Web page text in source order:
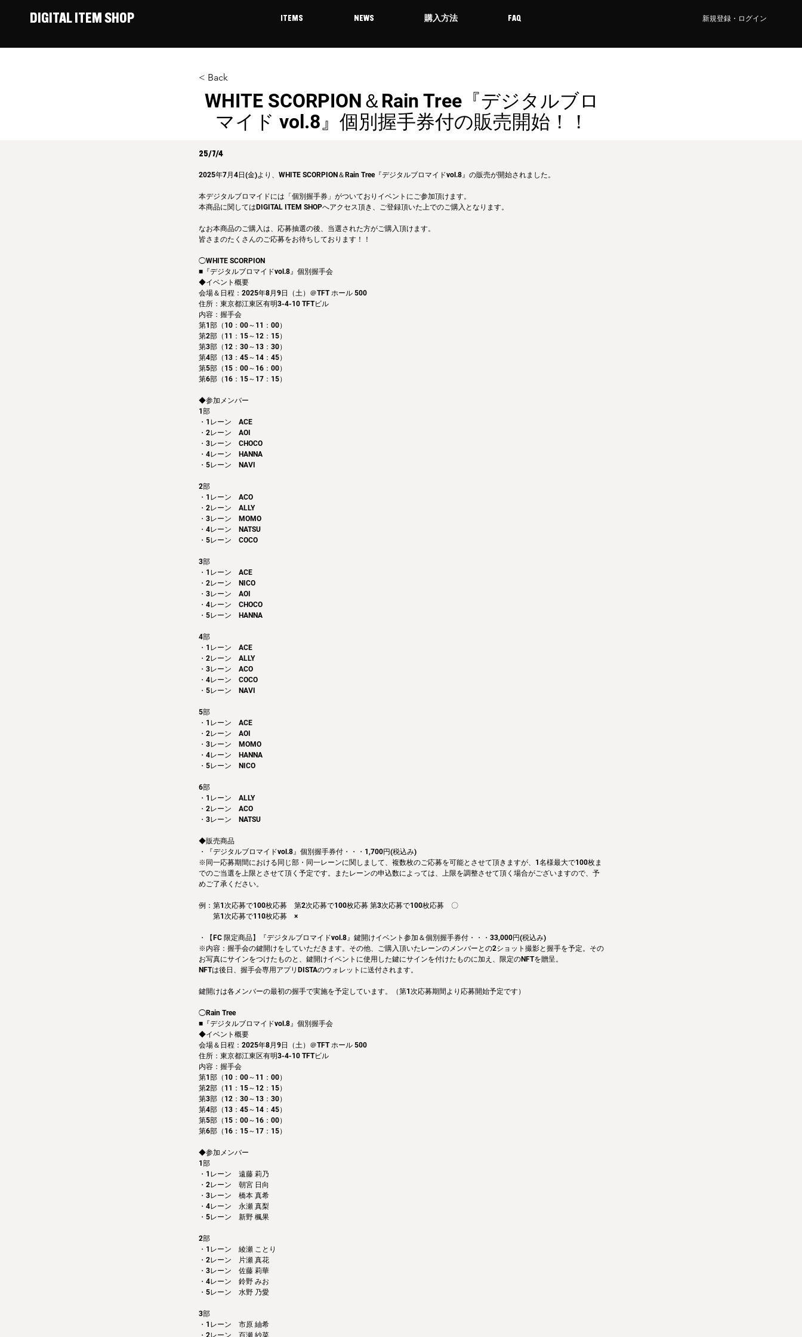
DIGITAL ITEM SHOP ITEMS NEWS 購入方法 FAQ 新規登録・ログイン
< Back
WHITE SCORPION＆Rain Tree『デジタルブロ
マイド vol.8』個別握手券付の販売開始！！
25/7/4
2025年7月4日(金)より、WHITE SCORPION＆Rain Tree『デジタルブロマイドvol.8』の販売が開始されました。
本デジタルブロマイドには「個別握手券」がついておりイベントにご参加頂けます。
本商品に関してはDIGITAL ITEM SHOPへアクセス頂き、ご登録頂いた上でのご購入となります。
なお本商品のご購入は、応募抽選の後、当選された方がご購入頂けます。
皆さまのたくさんのご応募をお待ちしております！！
◯WHITE SCORPION
■『デジタルブロマイドvol.8』個別握手会
◆イベント概要
会場＆日程：2025年8月9日（土）＠TFT ホール 500
住所：東京都江東区有明3-4-10 TFTビル
内容：握手会
第1部（10：00～11：00）
第2部（11：15～12：15）
第3部（12：30～13：30）
第4部（13：45～14：45）
第5部（15：00～16：00）
第6部（16：15～17：15）
◆参加メンバー
1部
・1レーン　ACE
・2レーン　AOI
・3レーン　CHOCO
・4レーン　HANNA
・5レーン　NAVI
2部
・1レーン　ACO
・2レーン　ALLY
・3レーン　MOMO
・4レーン　NATSU
・5レーン　COCO
3部
・1レーン　ACE
・2レーン　NICO
・3レーン　AOI
・4レーン　CHOCO
・5レーン　HANNA
4部
・1レーン　ACE
・2レーン　ALLY
・3レーン　ACO
・4レーン　COCO
・5レーン　NAVI
5部
・1レーン　ACE
・2レーン　AOI
・3レーン　MOMO
・4レーン　HANNA
・5レーン　NICO
6部
・1レーン　ALLY
・2レーン　ACO
・3レーン　NATSU
◆販売商品
・『デジタルブロマイドvol.8』個別握手券付・・・1,700円(税込み)
※同一応募期間における同じ部・同一レーンに関しまして、複数枚のご応募を可能とさせて頂きますが、1名様最大で100枚ま
でのご当選を上限とさせて頂く予定です。またレーンの申込数によっては、上限を調整させて頂く場合がございますので、予
めご了承ください。
例：第1次応募で100枚応募　第2次応募で100枚応募 第3次応募で100枚応募　〇
第1次応募で110枚応募　×
・【FC 限定商品】『デジタルブロマイドvol.8』鍵開けイベント参加＆個別握手券付・・・33,000円(税込み)
※内容：握手会の鍵開けをしていただきます。その他、ご購入頂いたレーンのメンバーとの2ショット撮影と握手を予定。その
お写真にサインをつけたものと、鍵開けイベントに使用した鍵にサインを付けたものに加え、限定のNFTを贈呈。
NFTは後日、握手会専用アプリDISTAのウォレットに送付されます。
鍵開けは各メンバーの最初の握手で実施を予定しています。（第1次応募期間より応募開始予定です）
◯Rain Tree
■『デジタルブロマイドvol.8』個別握手会
◆イベント概要
会場＆日程：2025年8月9日（土）＠TFT ホール 500
住所：東京都江東区有明3-4-10 TFTビル
内容：握手会
第1部（10：00～11：00）
第2部（11：15～12：15）
第3部（12：30～13：30）
第4部（13：45～14：45）
第5部（15：00～16：00）
第6部（16：15～17：15）
◆参加メンバー
1部
・1レーン　遠藤 莉乃
・2レーン　朝宮 日向
・3レーン　橋本 真希
・4レーン　永瀬 真梨
・5レーン　新野 楓果
2部
・1レーン　綾瀬 ことり
・2レーン　片瀬 真花
・3レーン　佐藤 莉華
・4レーン　鈴野 みお
・5レーン　水野 乃愛
3部
・1レーン　市原 紬希
・2レーン　百瀬 紗菜